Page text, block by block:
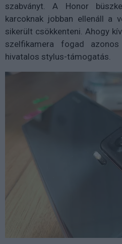
szabványt. A Honor
karcoknak jobban ellenáll a
sikerült csökkenteni. Ahogy
szelfikamera fogad
hivatalos stylus-támogatás.